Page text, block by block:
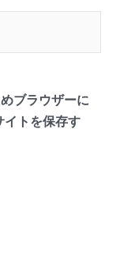
ブラウザーに
イトを保存す